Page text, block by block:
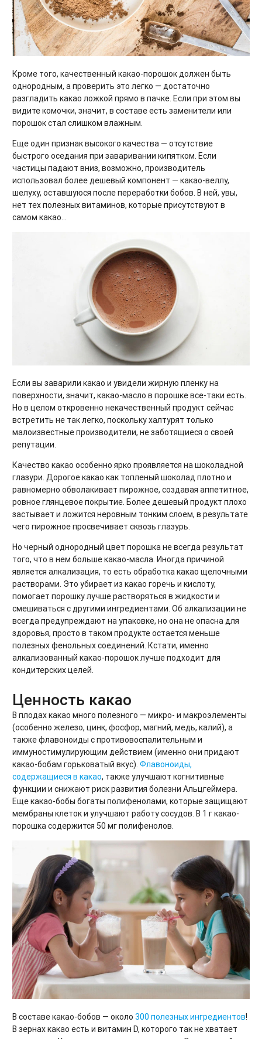
Кроме того, качественный какао-порошок должен быть
однородным, а проверить это легко — достаточно
разгладить какао ложкой прямо в пачке. Если при этом вы
видите комочки, значит, в составе есть заменители или
порошок стал слишком влажным.
Еще один признак высокого качества — отсутствие
быстрого оседания при заваривании кипятком. Если
частицы падают вниз, возможно, производитель
использовал более дешевый компонент — какао-веллу,
шелуху, оставшуюся после переработки бобов. В ней, увы,
нет тех полезных витаминов, которые присутствуют в
самом какао…
Если вы заварили какао и увидели жирную пленку на
поверхности, значит, какао-масло в порошке все-таки есть.
Но в целом откровенно некачественный продукт сейчас
встретить не так легко, поскольку халтурят только
малоизвестные производители, не заботящиеся о своей
репутации.
Качество какао особенно ярко проявляется на шоколадной
глазури. Дорогое какао как топленый шоколад плотно и
равномерно обволакивает пирожное, создавая аппетитное,
ровное глянцевое покрытие. Более дешевый продукт плохо
застывает и ложится неровным тонким слоем, в результате
чего пирожное просвечивает сквозь глазурь.
Но черный однородный цвет порошка не всегда результат
того, что в нем больше какао-масла. Иногда причиной
является алкализация, то есть обработка какао щелочными
растворами. Это убирает из какао горечь и кислоту,
помогает порошку лучше растворяться в жидкости и
смешиваться с другими ингредиентами. Об алкализации не
всегда предупреждают на упаковке, но она не опасна для
здоровья, просто в таком продукте остается меньше
полезных фенольных соединений. Кстати, именно
алкализованный какао-порошок лучше подходит для
кондитерских целей.
Ценность какао
В плодах какао много полезного — микро- и макроэлементы
(особенно железо, цинк, фосфор, магний, медь, калий), а
также флавоноиды с противовоспалительным и
иммуностимулирующим действием (именно они придают
какао-бобам горьковатый вкус). Флавоноиды,
содержащиеся в какао, также улучшают когнитивные
функции и снижают риск развития болезни Альцгеймера.
Еще какао-бобы богаты полифенолами, которые защищают
мембраны клеток и улучшают работу сосудов. В 1 г какао-
порошка содержится 50 мг полифенолов.
В составе какао-бобов — около 300 полезных ингредиентов!
В зернах какао есть и витамин D, которого так не хватает